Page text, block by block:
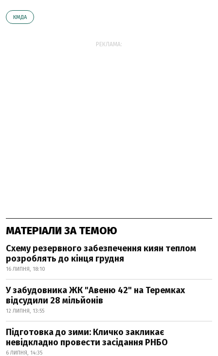
КМДА
РЕКЛАМА:
МАТЕРІАЛИ ЗА ТЕМОЮ
Схему резервного забезпечення киян теплом
розроблять до кінця грудня
16 ЛИПНЯ, 18:10
У забудовника ЖК "Авеню 42" на Теремках
відсудили 28 мільйонів
12 ЛИПНЯ, 13:55
Підготовка до зими: Кличко закликає
невідкладно провести засідання РНБО
6 ЛИПНЯ, 14:35